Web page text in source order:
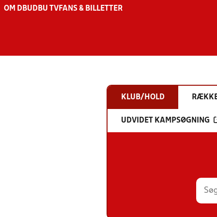
OM DBU DBU TV FANS & BILLETTER
KLUB/HOLD
UDVIDET KAMPSØGNING